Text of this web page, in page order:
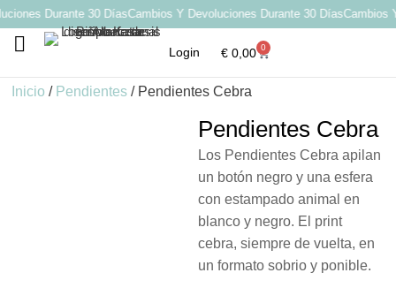
Durante 30 DíasCambios Y Devoluciones Durante 30 DíasCambios Y
Login €0,00 0
Inicio / Pendientes / Pendientes Cebra
Pendientes Cebra
Los Pendientes Cebra apilan
un botón negro y una esfera
con estampado animal en
blanco y negro. El print
cebra, siempre de vuelta, en
un formato sobrio y ponible.